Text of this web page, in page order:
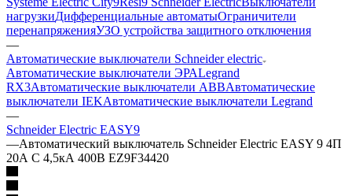
нагрузкиДифференциальные автоматыОграничители
перенапряженияУЗО устройства защитного отключения
—
Автоматические выключатели Schneider electric
Автоматические выключатели ЭРАLegrand
RX3Автоматические выключатели ABBАвтоматические
выключатели IEKАвтоматические выключатели Legrand
—
Schneider Electric EASY9
—Автоматический выключатель Schneider Electric EASY 9 4П
20А С 4,5кА 400В EZ9F34420